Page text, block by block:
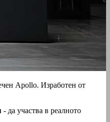
Apollo. Изработен от
- да участва в реалното